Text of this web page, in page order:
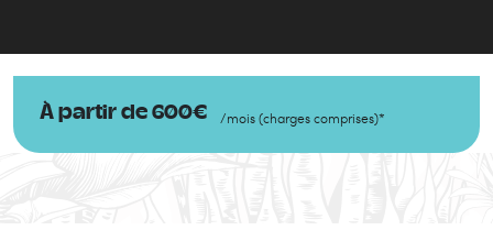
À partir de 600€ /mois(charges comprises)*